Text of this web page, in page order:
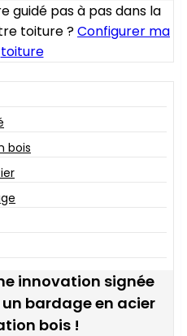
guidé pas à pas dans la
toiture ?Configurer ma
toiture
bois
innovation signée
bardage en acier
bois !